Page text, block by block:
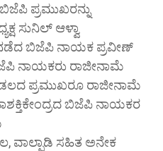
ಪ್ರಮುಖರನ್ನು
ಸುನಿಲ್ ಆಳ್ವಾ
ಬಿಜೆಪಿ ನಾಯಕ ಪ್ರವೀಣ್
ನಾಯಕರು ರಾಜೀನಾಮೆ
ಪ್ರಮುಖರೂ ರಾಜೀನಾಮೆ
ಬಿಜೆಪಿ ನಾಯಕರ
ವಾಲ್ಪಾಡಿ ಸಹಿತ ಅನೇಕ